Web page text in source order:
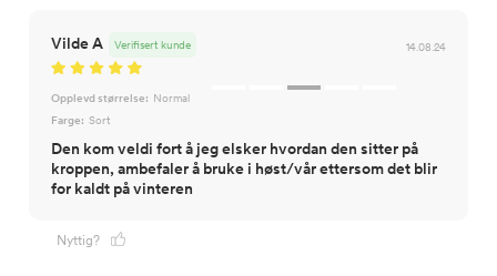
Vilde A 14.08.24
Verifisert kunde
Opplevd størrelse: Normal
Farge: Sort
Den kom veldi fort å jeg elsker hvordan den sitter på
kroppen, ambefaler å bruke i høst/vår ettersom det blir
for kaldt på vinteren
Nyttig?